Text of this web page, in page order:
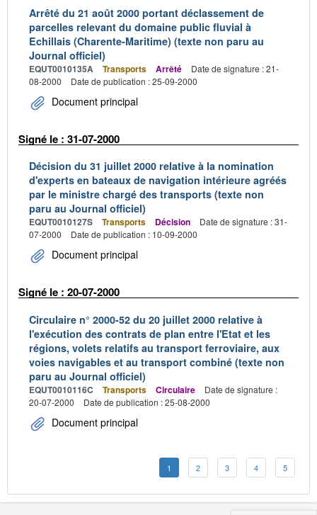
Arrêté du 21 août 2000 portant déclassement de
parcelles relevant du domaine public fluvial à
Echillais (Charente-Maritime) (texte non paru au
Journal officiel)
EQUT0010135A Transports Arrêté
Date de signature : 21-
08-2000
Date de publication : 25-09-2000
Document principal
Signé le : 31-07-2000
Décision du 31 juillet 2000 relative à la nomination
d'experts en bateaux de navigation intérieure agréés
par le ministre chargé des transports (texte non
paru au Journal officiel)
EQUT0010127S Transports Décision
Date de signature : 31-
07-2000
Date de publication : 10-09-2000
Document principal
Signé le : 20-07-2000
Circulaire n° 2000-52 du 20 juillet 2000 relative à
l'exécution des contrats de plan entre l'Etat et les
régions, volets relatifs au transport ferroviaire, aux
voies navigables et au transport combiné (texte non
paru au Journal officiel)
EQUT0010116C Transports Circulaire
Date de signature :
20-07-2000
Date de publication : 25-08-2000
Document principal
1 2 3 4 5